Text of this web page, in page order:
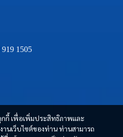
กกี้ เพื่อเพิ่มประสิทธิภาพและ
นเว็บไซต์ของท่าน ท่านสามารถ
919 1505